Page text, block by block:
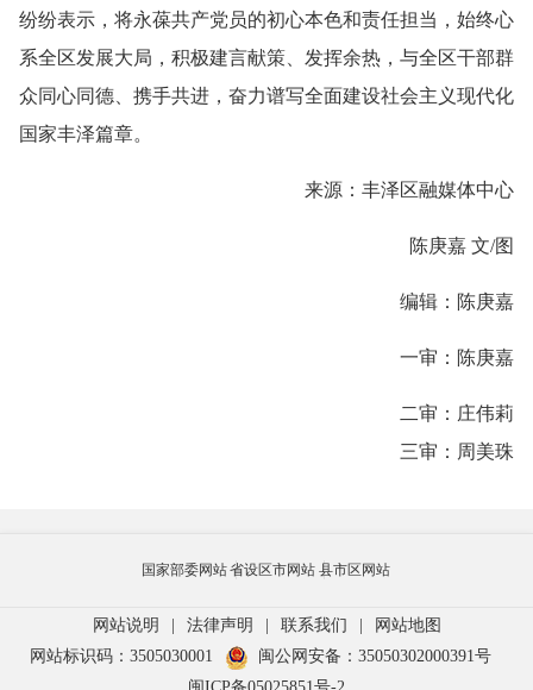
纷纷表示，将永葆共产党员的初心本色和责任担当，始终心
系全区发展大局，积极建言献策、发挥余热，与全区干部群
众同心同德、携手共进，奋力谱写全面建设社会主义现代化
国家丰泽篇章。
来源：丰泽区融媒体中心
陈庚嘉 文/图
编辑：陈庚嘉
一审：陈庚嘉
二审：庄伟莉
三审：周美珠
国家部委网站省设区市网站 县市区网站
网站说明 | 法律声明 | 联系我们 |
网站地图
网站标识码：3505030001
闽公网安备：35050302000391号